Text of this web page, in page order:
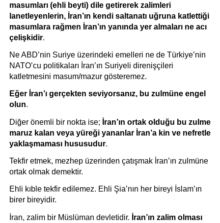
masumları (ehli beyti) dile getirerek zalimleri
lanetleyenlerin, İran’ın kendi saltanatı uğruna katlettiği
masumlara rağmen İran’ın yanında yer almaları ne acı
çelişkidir.
Ne ABD’nin Suriye üzerindeki emelleri ne de Türkiye’nin
NATO’cu politikaları İran’ın Suriyeli direnişçileri
katletmesini masum/mazur gösteremez.
Eğer İran’ı gerçekten seviyorsanız, bu zulmüne engel
olun.
Diğer önemli bir nokta ise; İran’ın ortak olduğu bu zulme
maruz kalan veya yüreği yananlar İran’a kin ve nefretle
yaklaşmaması hususudur.
Tekfir etmek, mezhep üzerinden çatışmak İran’ın zulmüne
ortak olmak demektir.
Ehli kıble tekfir edilemez. Ehli Şia’nın her bireyi İslam’ın
birer bireyidir.
İran, zalim bir Müslüman devletidir. İran’ın zalim olması